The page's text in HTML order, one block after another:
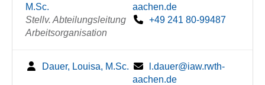
M.Sc.
Stellv. Abteilungsleitung
Arbeitsorganisation
aachen.de
+49 241 80-99487
Dauer, Louisa, M.Sc.
l.dauer@iaw.rwth-
aachen.de